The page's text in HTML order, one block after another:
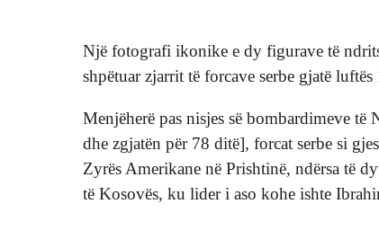
Një fotografi ikonike e dy figurave të
shpëtuar zjarrit të forcave serbe gjatë
Menjëherë pas nisjes së bombardimeve
dhe zgjatën për 78 ditë], forcat serbe si
Zyrës Amerikane në Prishtinë, ndërsa të
të Kosovës, ku lider i aso kohe ishte